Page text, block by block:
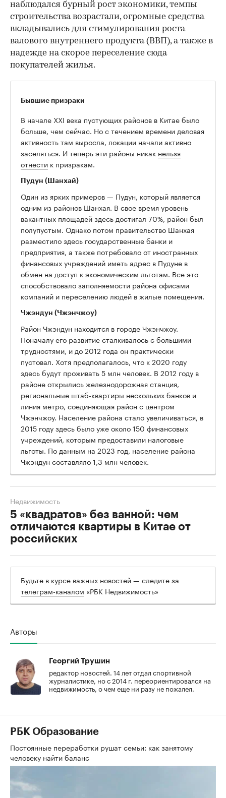
наблюдался бурный рост экономики, темпы
строительства возрастали, огромные средства
вкладывались для стимулирования роста
валового внутреннего продукта (ВВП), а также в
надежде на скорое переселение сюда
покупателей жилья.
Бывшие призраки
В начале XXI века пустующих районов в Китае было
больше, чем сейчас. Но с течением времени деловая
активность там выросла, локации начали активно
заселяться. И теперь эти районы никак нельзя
отнести к призракам.
Пудун (Шанхай)
Один из ярких примеров — Пудун, который является
одним из районов Шанхая. В свое время уровень
вакантных площадей здесь достигал 70%, район был
полупустым. Однако потом правительство Шанхая
разместило здесь государственные банки и
предприятия, а также потребовало от иностранных
финансовых учреждений иметь адрес в Пудуне в
обмен на доступ к экономическим льготам. Все это
способствовало заполняемости района офисами
компаний и переселению людей в жилые помещения.
Чжэндун (Чжэнчжоу)
Район Чжэндун находится в городе Чжэнчжоу.
Поначалу его развитие сталкивалось с большими
трудностями, и до 2012 года он практически
пустовал. Хотя предполагалось, что к 2020 году
здесь будут проживать 5 млн человек. В 2012 году в
районе открылись железнодорожная станция,
региональные штаб-квартиры нескольких банков и
линия метро, соединяющая район с центром
Чжэнчжоу. Население района стало увеличиваться, в
2015 году здесь было уже около 150 финансовых
учреждений, которым предоставили налоговые
льготы. По данным на 2023 год, население района
Чжэндун составляло 1,3 млн человек.
5 «квадратов» без ванной: чем
отличаются квартиры в Китае от
российских
Недвижимость
Будьте в курсе важных новостей — следите за
телеграм-каналом «РБК Недвижимость»
Авторы
Георгий Трушин
редактор новостей. 14 лет отдал спортивной
журналистике, но с 2014 г. переориентировался на
недвижимость, о чем еще ни разу не пожалел.
РБК Образование
Постоянные переработки рушат семьи: как занятому
человеку найти баланс